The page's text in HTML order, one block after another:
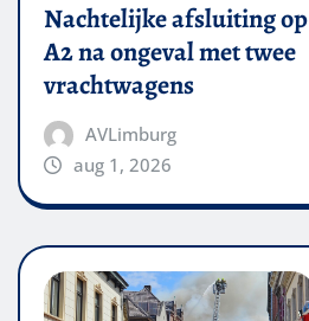
Nachtelijke afsluiting op
A2 na ongeval met twee
vrachtwagens
AVLimburg
aug 1, 2026